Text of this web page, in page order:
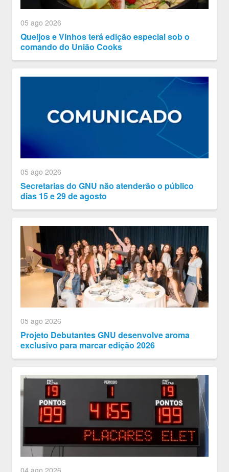
05 ago 2026
Queijos e Vinhos terá edição especial sob o
comando do União Cooks
05 ago 2026
Secretarias do GNU não atenderão o público
dias 15 e 29 de agosto
05 ago 2026
Projeto Debutantes GNU desenvolve aroma
exclusivo para marcar edição 2026
04 ago 2026